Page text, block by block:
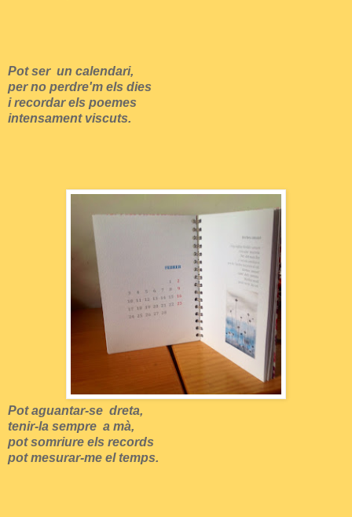
Pot ser un calendari,
per no perdre'm els dies
i recordar els poemes
intensament viscuts.
Pot aguantar-se dreta,
tenir-la sempre a mà,
pot somriure els records
pot mesurar-me el temps.